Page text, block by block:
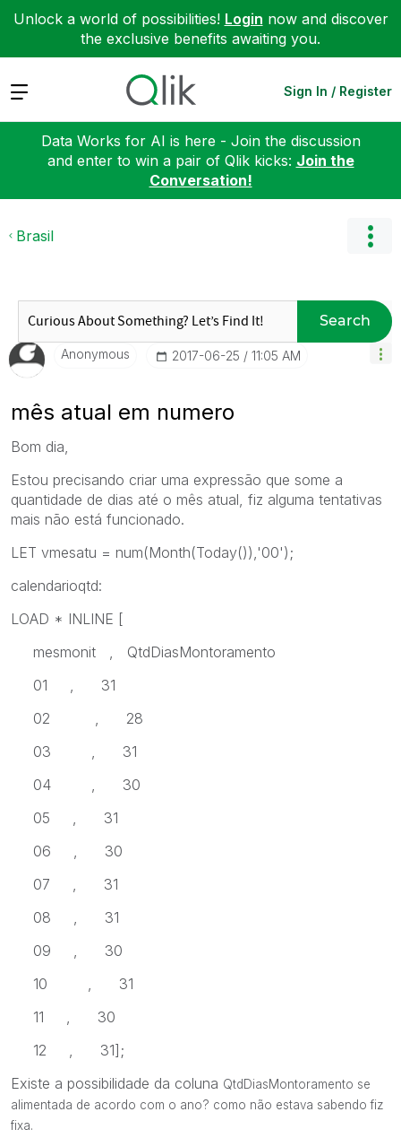
Unlock a world of possibilities! Login now and discover
the exclusive benefits awaiting you.
Expand Sign In / Register
Data Works for AI is here - Join the discussion
and enter to win a pair of Qlik kicks: Join the
Conversation!
Brasil
Search
Anonymous ‎2017-06-25 11:05 AM
mês atual em numero
Bom dia,
Estou precisando criar uma expressão que some a
quantidade de dias até o mês atual, fiz alguma tentativas
mais não está funcionado.
LET vmesatu = num(Month(Today()),'00');
calendarioqtd:
LOAD * INLINE [
mesmonit , QtdDiasMontoramento
01 , 31
02 , 28
03 , 31
04 , 30
05 , 31
06 , 30
07 , 31
08 , 31
09 , 30
10 , 31
11 , 30
12 , 31];
Existe a possibilidade da coluna QtdDiasMontoramento se
alimentada de acordo com o ano? como não estava sabendo fiz
fixa.